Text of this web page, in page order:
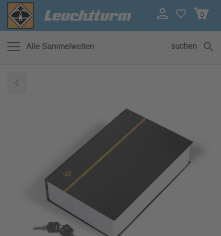
0
Alle Sammelwelten suchen